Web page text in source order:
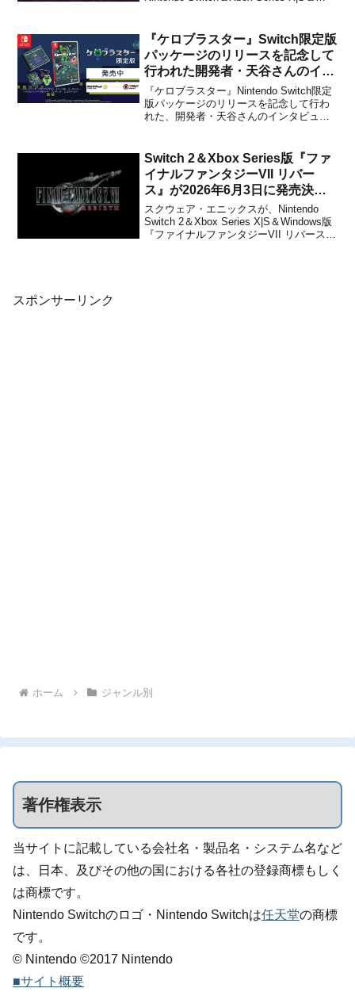
ました。希望小売価格（ダウンロード
版）は未定です。...
『ケロブラスター』Switch限定版
パッケージのリリースを記念して
行われた開発者・天谷さんのイン
タビュー日本語版が公開！
『ケロブラスター』Nintendo Switch限定
版パッケージのリリースを記念して行わ
れた、開発者・天谷さんのインタビュー
パッケージの販売を担当している1Print
Gamesです。『ケロブラスター』の...
Switch 2＆Xbox Series版『ファ
イナルファンタジーVII リバー
ス』が2026年6月3日に発売決
定！
スクウェア・エニックスが、Nintendo
Switch 2＆Xbox Series X|S＆Windows版
『ファイナルファンタジーVII リバース
スポンサーリンク
ホーム ジャンル別
著作権表示
当サイトに記載している会社名・製品名・システム名など
は、日本、及びその他の国における各社の登録商標もしく
は商標です。
Nintendo Switchのロゴ・Nintendo Switchは任天堂の商標
です。
© Nintendo ©2017 Nintendo
■サイト概要